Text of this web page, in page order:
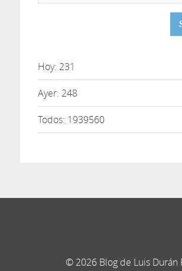
Hoy: 231
Ayer: 248
Todos: 1939560
© 2026 Blog de Luis Durán